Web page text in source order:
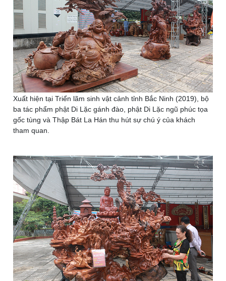
Xuất hiện tại Triển lãm sinh vật cảnh tỉnh Bắc Ninh (2019), bộ
ba tác phẩm phật Di Lặc gánh đào, phật Di Lặc ngũ phúc tọa
gốc tùng và Thập Bát La Hán thu hút sự chú ý của khách
tham quan.